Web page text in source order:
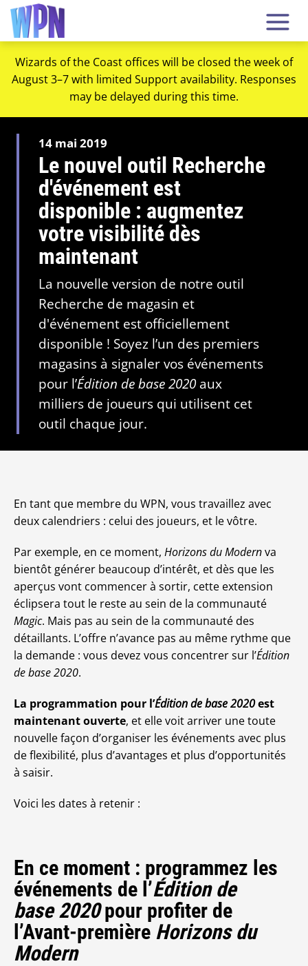
Wizards of the Coast offices will be closed the week of
August 3–7 with limited Support availability. Responses
may be delayed during this time.
14 mai 2019
Le nouvel outil Recherche
d'événement est
disponible : augmentez
votre visibilité dès
maintenant
La nouvelle version de notre outil
Recherche de magasin et
d'événement est officiellement
disponible ! Soyez l’un des premiers
magasins à signaler vos événements
pour l’Édition de base 2020aux
milliers de joueurs qui utilisent cet
outil chaque jour.
En tant que membre du WPN, vous travaillez avec
deux calendriers : celui des joueurs, et le vôtre.
Par exemple, en ce moment, Horizons du Modernva
bientôt générer beaucoup d’intérêt, et dès que les
aperçus vont commencer à sortir, cette extension
éclipsera tout le reste au sein de la communauté
Magic. Mais pas au sein de la communauté des
détaillants. L’offre n’avance pas au même rythme que
la demande : vous devez vous concentrer sur l’Édition
de base 2020.
La programmation pour l’Édition de base 2020est
maintenant ouverte, et elle voit arriver une toute
nouvelle façon d’organiser les événements avec plus
de flexibilité, plus d’avantages et plus d’opportunités
à saisir.
Voici les dates à retenir :
En ce moment : programmez les
événements de l’Édition de
base 2020pour profiter de
l’Avant-première Horizons du
Modern